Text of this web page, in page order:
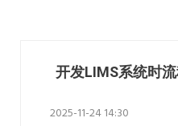
开发LIMS系统时
2025-11-24 14:30